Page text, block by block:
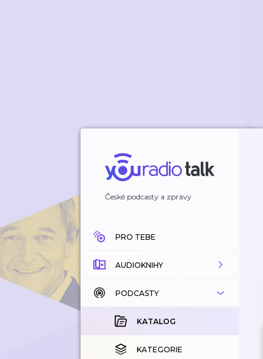
České podcasty a zprávy
PRO TEBE
AUDIOKNIHY
KATALOG
KOUPENÉ
KATEGORIE
PODCASTY
KATALOG
KATEGORIE